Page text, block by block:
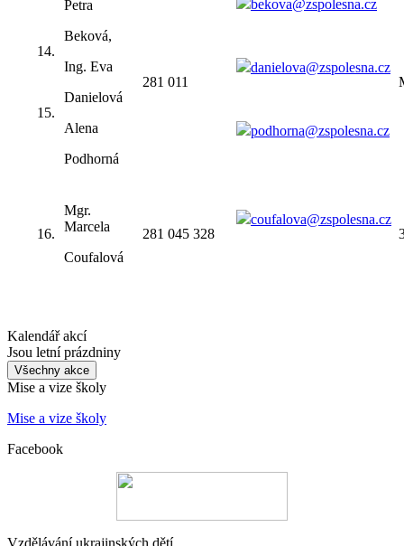
14.
15.
Petra
Beková,
Ing. Eva
Danielová
Alena
Podhorná
281 011
bekova@zspolesna.cz
danielova@zspolesna.cz
podhorna@zspolesna.cz
16.
Mgr.
Marcela
Coufalová
281 045 328
coufalova@zspolesna.cz
Kalendář akcí
Jsou letní prázdniny
Všechny akce
Mise a vize školy
Mise a vize školy
Facebook
Vzdělávání ukrajinských dětí